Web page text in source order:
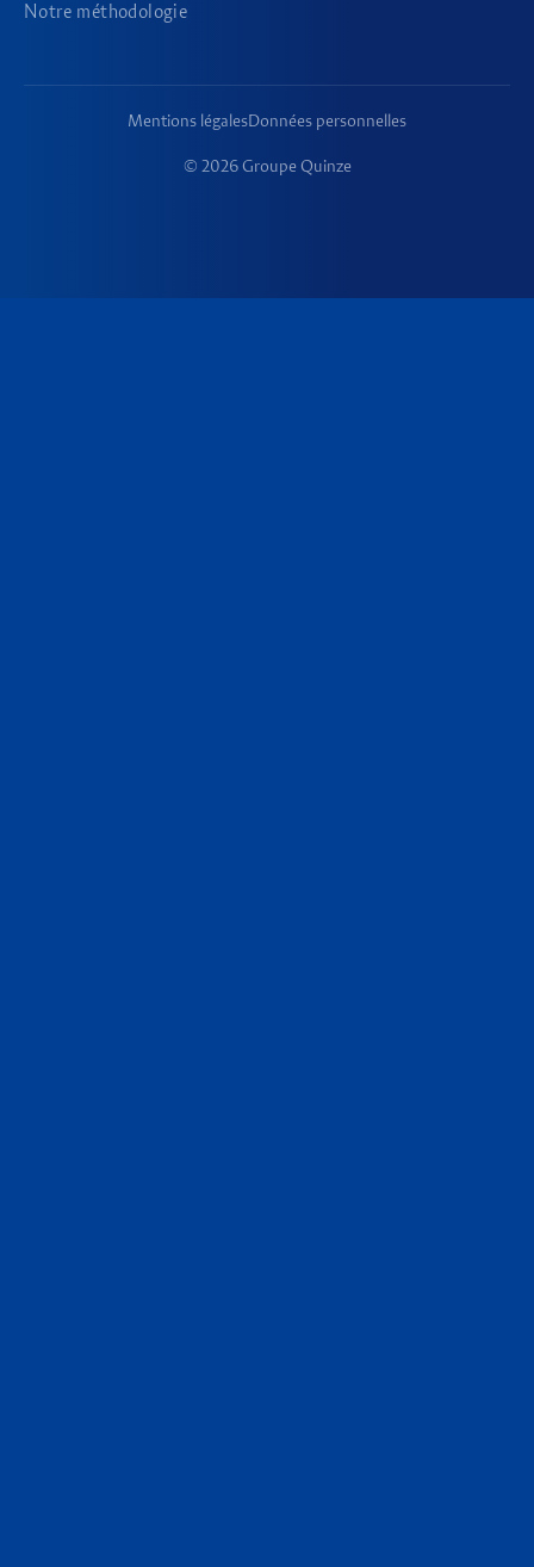
Notre méthodologie
© 2026 Groupe Quinze
Mentions légalesDonnées personnelles